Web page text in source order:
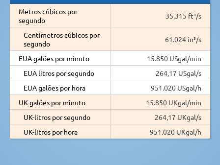
Metros cúbicos por
segundo
35,315 ft³/s
Centímetros cúbicos por
segundo
61.024 in³/s
EUA galões por minuto
15.850 USgal/min
EUA litros por segundo
264,17 USgal/s
EUA galões por hora
951.020 USgal/h
UK-galões por minuto
15.850 UKgal/min
UK-litros por segundo
264,17 UKgal/s
UK-litros por hora
951.020 UKgal/h